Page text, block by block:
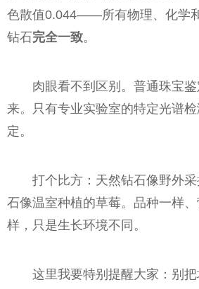
色散值0.044——所有物理、化学
钻石完全一致。
肉眼看不到区别。普通珠宝
来。只有专业实验室的特定光谱
定。
打个比方：天然钻石像野外
石像温室种植的草莓。品种一样
样，只是生长环境不同。
这里我要特别提醒大家：别